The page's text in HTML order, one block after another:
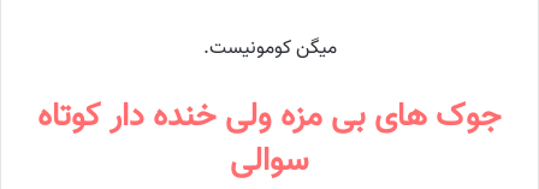
میگن کومونیست.
جوک های بی مزه ولی خنده دار کوتاه
سوالی